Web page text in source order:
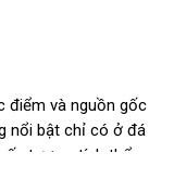
điểm và nguồn gốc
nổi bật chỉ có ở đá
tượng, tính thẩm
nghĩa phong thủy